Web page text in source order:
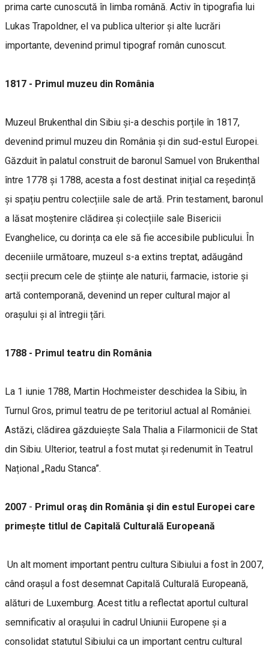
prima carte cunoscută în limba română. Activ în tipografia lui
Lukas Trapoldner, el va publica ulterior și alte lucrări
importante, devenind primul tipograf român cunoscut.
1817 - Primul muzeu din România
Muzeul Brukenthal din Sibiu și-a deschis porțile în 1817,
devenind primul muzeu din România și din sud-estul Europei.
Găzduit în palatul construit de baronul Samuel von Brukenthal
între 1778 și 1788, acesta a fost destinat inițial ca reședință
și spațiu pentru colecțiile sale de artă. Prin testament, baronul
a lăsat moștenire clădirea și colecțiile sale Bisericii
Evanghelice, cu dorința ca ele să fie accesibile publicului. În
deceniile următoare, muzeul s-a extins treptat, adăugând
secții precum cele de științe ale naturii, farmacie, istorie și
artă contemporană, devenind un reper cultural major al
orașului și al întregii țări.
1788 - Primul teatru din România
La 1 iunie 1788, Martin Hochmeister deschidea la Sibiu, în
Turnul Gros, primul teatru de pe teritoriul actual al României.
Astăzi, clădirea găzduiește Sala Thalia a Filarmonicii de Stat
din Sibiu. Ulterior, teatrul a fost mutat și redenumit în Teatrul
Național „Radu Stanca”.
2007 - Primul oraş din România şi din estul Europei care
primește titlul de Capitală Culturală Europeană
Un alt moment important pentru cultura Sibiului a fost în 2007,
când orașul a fost desemnat Capitală Culturală Europeană,
alături de Luxemburg. Acest titlu a reflectat aportul cultural
semnificativ al orașului în cadrul Uniunii Europene și a
consolidat statutul Sibiului ca un important centru cultural